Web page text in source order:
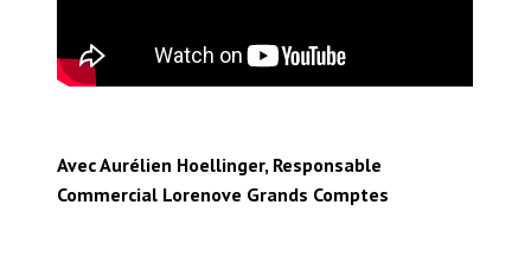
Avec Aurélien Hoellinger, Responsable
Commercial Lorenove Grands Comptes